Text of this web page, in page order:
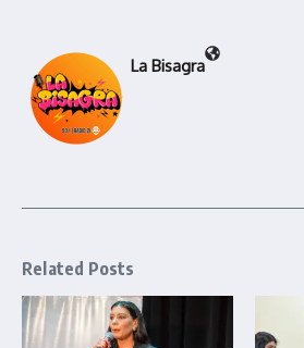
La Bisagra
Related Posts